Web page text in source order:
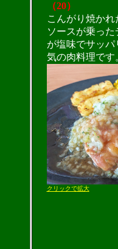
（20）
こんがり焼か
ソースが乗っ
が塩味でサッパ
気の肉料理です
クリックで拡大